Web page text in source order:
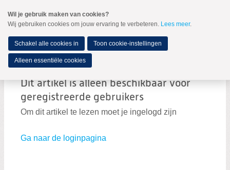
naar
Spring
de
inhoud
Spring
naar
hoofdmenu
MENU
Dit artikel is alleen beschikbaar voor
geregistreerde gebruikers
Om dit artikel te lezen moet je ingelogd zijn
Ga naar de loginpagina
Wil je gebruik maken van cookies?
Wij gebruiken cookies om jouw ervaring te verbeteren. Lees meer.
Schakel alle cookies in Toon cookie-instellingen
Alleen essentiële cookies